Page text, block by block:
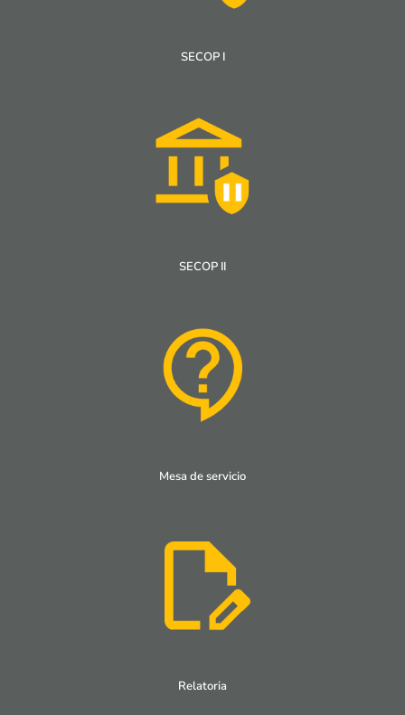
SECOP I
SECOP II
Mesa de servicio
Relatoria